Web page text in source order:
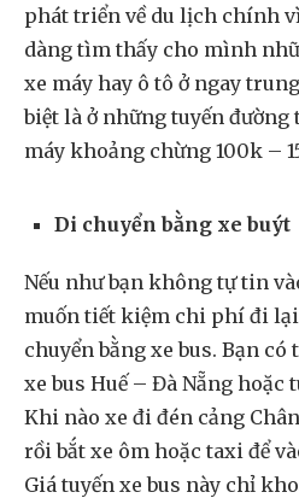
phát triển về du lịch chính vì
dàng tìm thấy cho mình
xe máy hay ô tô ở ngay
biệt là ở những tuyến đường
máy khoảng chừng 100k –
Di chuyển bằng xe buýt
Nếu như bạn không tự tin
muốn tiết kiệm chi phí đi
chuyển bằng xe bus. Bạn có
xe bus Huế – Đà Nẵng hoặc
Khi nào xe đi đén cảng
rồi bắt xe ôm hoặc taxi để
Giá tuyến xe bus này chỉ